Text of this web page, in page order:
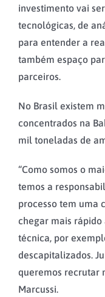
investimento vai
tecnológicas, de
para entender a
também espaço
parceiros.
No Brasil existem
concentrados na
mil toneladas de
“Como somos o
temos a
processo tem uma
chegar mais rápido
técnica, por
descapitalizados.
queremos recrutar
Marcussi.